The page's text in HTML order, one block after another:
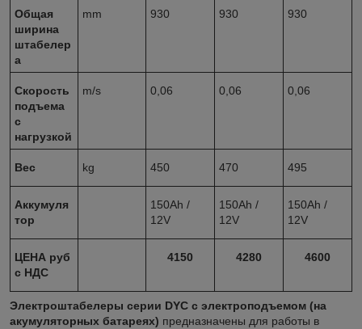
Общая
ширина
штабелер
а
mm 930 930 930
Скорость
подъема
с
нагрузкой
m/s 0,06 0,06 0,06
Вес kg 450 470 495
Аккумуля
тор
150Ah /
12V
150Ah /
12V
150Ah /
12V
ЦЕНА руб
с НДС
4150 4280 4600
Электроштабелеры серии DYC с электроподъемом (на
акумуляторных батареях) предназначены для работы в